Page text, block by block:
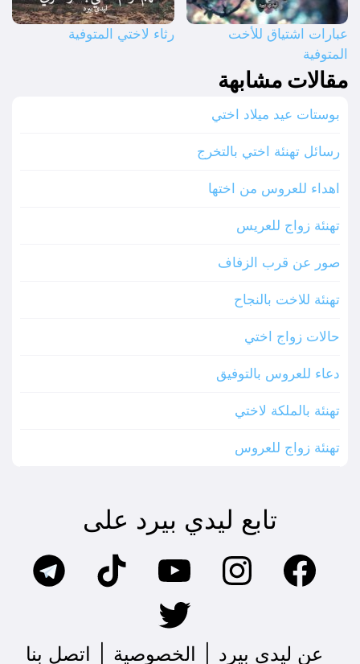
عبارات اشتياق للأخت
المتوفية
رثاء لاختي المتوفية
مقالات مشابهة
بوستات عيد ميلاد اختي
رسائل تهنئة اختي بالتخرج
اهداء للعروس من اختها
تهنئة زواج للعريس
صور عن قرب الزفاف
تهنئة للاخت بالنجاح
حالات زواج اختي
دعاء للعروس بالتوفيق
تهنئة بالملكة لاختي
تهنئة زواج للعروس
تابع ليدي بيرد على
عن ليدي بيرد الخصوصية اتصل بنا